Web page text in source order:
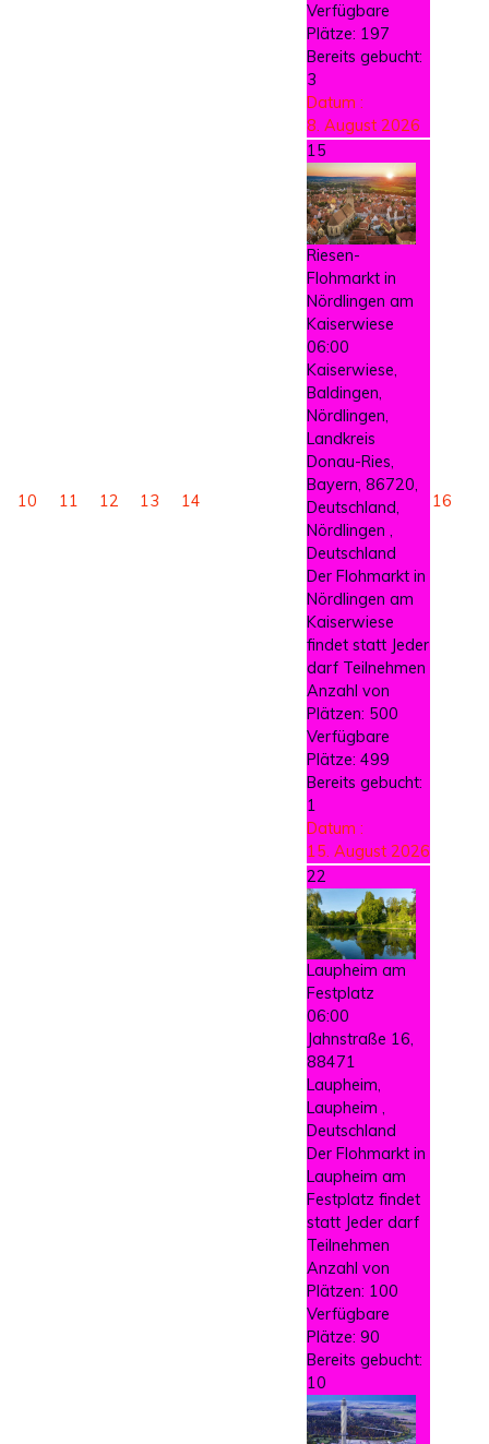
Verfügbare
Plätze: 197
Bereits gebucht:
3
Datum :
8. August 2026
10 11 12 13 14
15
Riesen-
Flohmarkt in
Nördlingen am
Kaiserwiese
06:00
Kaiserwiese,
Baldingen,
Nördlingen,
Landkreis
Donau-Ries,
Bayern, 86720,
Deutschland,
Nördlingen ,
Deutschland
Der Flohmarkt in
Nördlingen am
Kaiserwiese
findet statt Jeder
darf Teilnehmen
Anzahl von
Plätzen: 500
Verfügbare
Plätze: 499
Bereits gebucht:
1
Datum :
15. August 2026
16
22
Laupheim am
Festplatz
06:00
Jahnstraße 16,
88471
Laupheim,
Laupheim ,
Deutschland
Der Flohmarkt in
Laupheim am
Festplatz findet
statt Jeder darf
Teilnehmen
Anzahl von
Plätzen: 100
Verfügbare
Plätze: 90
Bereits gebucht:
10